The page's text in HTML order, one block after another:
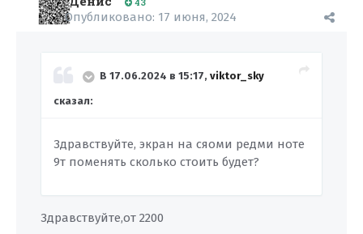
Опубликовано: 17 июня, 2024
В 17.06.2024 в 15:17, viktor_sky
сказал:
Здравствуйте, экран на сяоми редми ноте
9т поменять сколько стоить будет?
Здравствуйте,от 2200